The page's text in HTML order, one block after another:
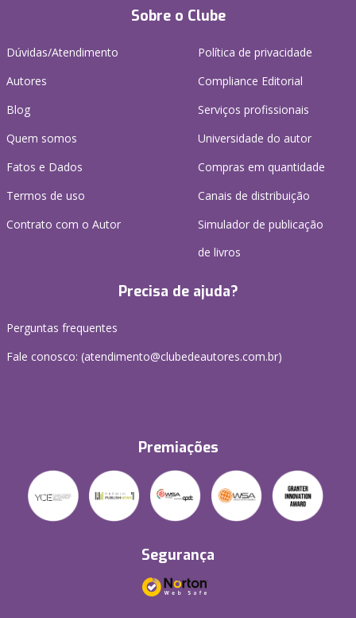
Sobre o Clube
Dúvidas/Atendimento
Autores
Blog
Quem somos
Fatos e Dados
Termos de uso
Contrato com o Autor
Política de privacidade
Compliance Editorial
Serviços profissionais
Universidade do autor
Compras em quantidade
Canais de distribuição
Simulador de publicação
de livros
Precisa de ajuda?
Perguntas frequentes
Fale conosco: (atendimento@clubedeautores.com.br)
Premiações
Segurança